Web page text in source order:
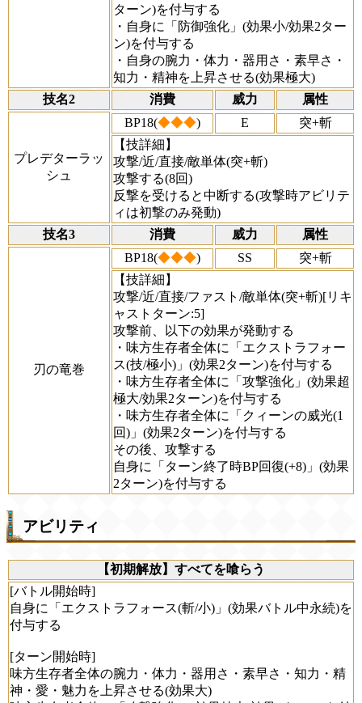
ターン)を付与する
・自身に「防御強化」(効果小/効果2ター
ン)を付与する
・自身の腕力・体力・器用さ・素早さ・
知力・精神を上昇させる(効果極大)
技名2
消費 威力 属性
プレデターラッ
シュ
BP18(◆◆◆) E
突+斬
【技詳細】
攻撃/近/直接/敵単体(突+斬)
攻撃する(8回)
反撃を受けると中断する(攻撃時アビリテ
ィは初撃のみ発動)
技名3
消費 威力 属性
刃の竜巻
BP18(◆◆◆) SS
突+斬
【技詳細】
攻撃/近/直接/ファスト/敵単体(突+斬)[リキ
ャストターン:5]
攻撃前、以下の効果が発動する
・味方生存者全体に「エクストラフォー
ス(技/極小)」(効果2ターン)を付与する
・味方生存者全体に「攻撃強化」(効果超
極大/効果2ターン)を付与する
・味方生存者全体に「クィーンの威光(1
回)」(効果2ターン)を付与する
その後、攻撃する
自身に「ターン終了時BP回復(+8)」(効果
2ターン)を付与する
アビリティ
【初期解放】すべてを喰らう
[バトル開始時]
自身に「エクストラフォース(斬/小)」(効果バトル中永続)を
付与する
[ターン開始時]
味方生存者全体の腕力・体力・器用さ・素早さ・知力・精
神・愛・魅力を上昇させる(効果大)